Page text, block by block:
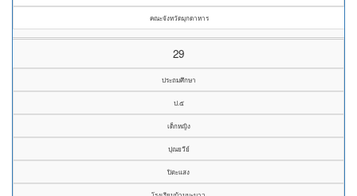
คณะจังหวัดมุกดาหาร
29
ประถมศึกษา
ป.๕
เด็กหญิง
ปุณยวีย์
ปิตะแสง